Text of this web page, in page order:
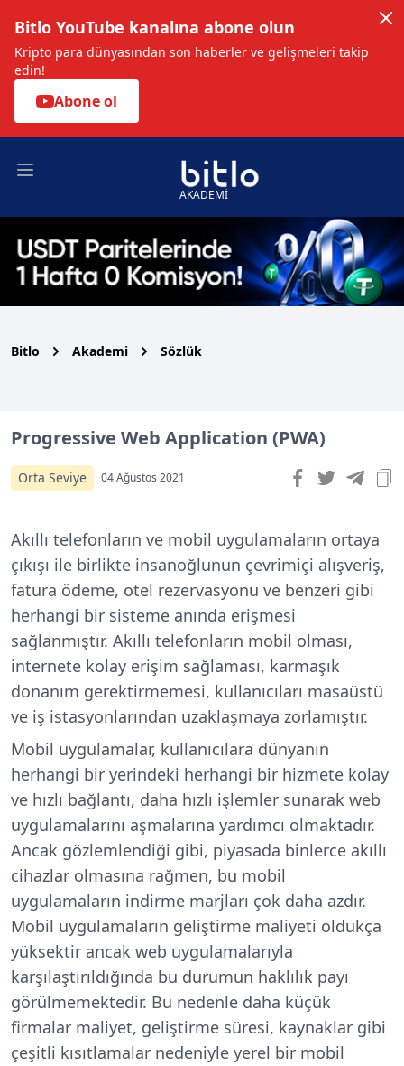
Bitlo YouTube kanalına abone olun
Kripto para dünyasından son haberler ve gelişmeleri takip
edin!
Abone ol
Open main menu
AKADEMİ
Bitlo Akademi Sözlük
Progressive Web Application (PWA)
Orta Seviye 04 Ağustos 2021
Akıllı telefonların ve mobil uygulamaların ortaya
çıkışı ile birlikte insanoğlunun çevrimiçi alışveriş,
fatura ödeme, otel rezervasyonu ve benzeri gibi
herhangi bir sisteme anında erişmesi
sağlanmıştır. Akıllı telefonların mobil olması,
internete kolay erişim sağlaması, karmaşık
donanım gerektirmemesi, kullanıcıları masaüstü
ve iş istasyonlarından uzaklaşmaya zorlamıştır.
Mobil uygulamalar, kullanıcılara dünyanın
herhangi bir yerindeki herhangi bir hizmete kolay
ve hızlı bağlantı, daha hızlı işlemler sunarak web
uygulamalarını aşmalarına yardımcı olmaktadır.
Ancak gözlemlendiği gibi, piyasada binlerce akıllı
cihazlar olmasına rağmen, bu mobil
uygulamaların indirme marjları çok daha azdır.
Mobil uygulamaların geliştirme maliyeti oldukça
yüksektir ancak web uygulamalarıyla
karşılaştırıldığında bu durumun haklılık payı
görülmemektedir. Bu nedenle daha küçük
firmalar maliyet, geliştirme süresi, kaynaklar gibi
çeşitli kısıtlamalar nedeniyle yerel bir mobil